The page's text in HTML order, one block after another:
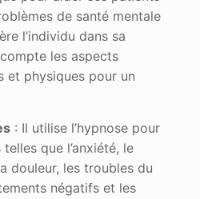
de santé mentale
l’individu dans sa
les aspects
et physiques pour un
: Il utilise l’hypnose pour
que l’anxiété, le
douleur, les troubles du
négatifs et les